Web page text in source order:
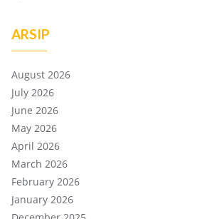
ARSIP
August 2026
July 2026
June 2026
May 2026
April 2026
March 2026
February 2026
January 2026